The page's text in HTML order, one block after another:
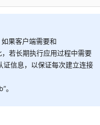
果客户端需要和
若长期执行应用过程中需要
信息，以保证每次建立连接
。